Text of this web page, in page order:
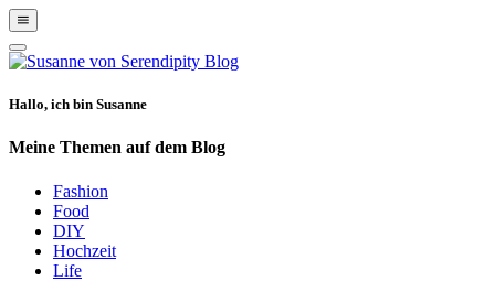
Show
Offscreen
Content
Hide
Offscreen
Hallo, ich bin Susanne
Meine Themen auf dem Blog
Fashion
Food
DIY
Hochzeit
Life